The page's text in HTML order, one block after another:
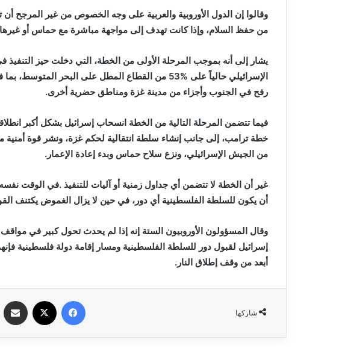
‬من‭ ‬حفظ‭ ‬السلام،‭ ‬وإذا‭ ‬كانت‭ ‬تهدف‭ ‬إلى‭ ‬مواجهة‭ ‬مباشرة‭ ‬مع‭ ‬حماس‭ ‬أو‭ ‬غيرها‭ ‬من‭ ‬الفصائل‭ ‬الفلسطينية‭. ‬
‬رفح‭ ‬في‭ ‬الجنوب‭ ‬وأجزاء‭ ‬من‭ ‬مدينة‭ ‬غزة‭ ‬ومناطق‭ ‬حضرية‭ ‬أخرى‭.‬
‬من‭ ‬الجيش‭ ‬الإسرائيلي،‭ ‬ونزع‭ ‬سلاح‭ ‬حماس‭ ‬وبدء‭ ‬إعادة‭ ‬الإعمار‭.‬
‬أن‭ ‬يكون‭ ‬للسلطة‭ ‬الفلسطينية‭ ‬أي‭ ‬دور،‭ ‬في‭ ‬حين‭ ‬لا‭ ‬يزال‭ ‬الغموض‭ ‬يكتنف‭ ‬القوة‭ ‬متعددة‭ ‬الجنسيات‭.‬
‬أبعد‭ ‬من‭ ‬وقف‭ ‬إطلاق‭ ‬النار‭.‬
شاركها
فيسبوك